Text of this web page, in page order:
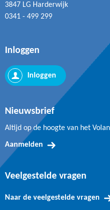
3847 LG Harderwijk
0341 - 499 299
Nieuwsbrief
Altijd op de hoogte van het
Aanmelden
Veelgestelde vragen
Naar de veelgestelde vragen
Inloggen
Inloggen